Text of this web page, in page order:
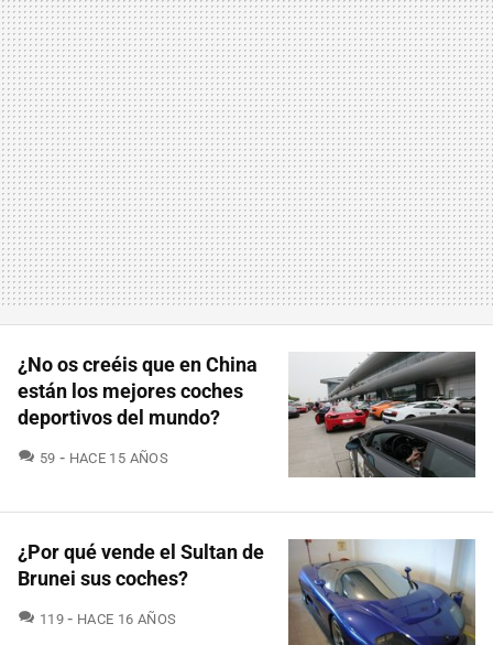
¿No os creéis que en China
están los mejores coches
deportivos del mundo?
59 COMENTARIOS
HACE 15 AÑOS
¿Por qué vende el Sultan de
Brunei sus coches?
119COMENTARIOS
HACE 16 AÑOS